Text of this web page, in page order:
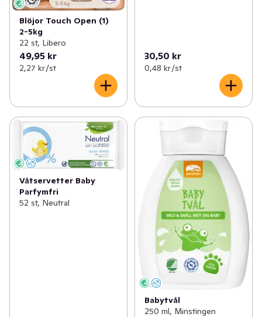
Blöjor Touch Open (1)
2-5kg
22 st, Libero
49,95 kr
2,27 kr /st
30,50 kr
0,48 kr /st
Våtservetter Baby
Parfymfri
52 st, Neutral
Babytvål
250 ml, Minstingen